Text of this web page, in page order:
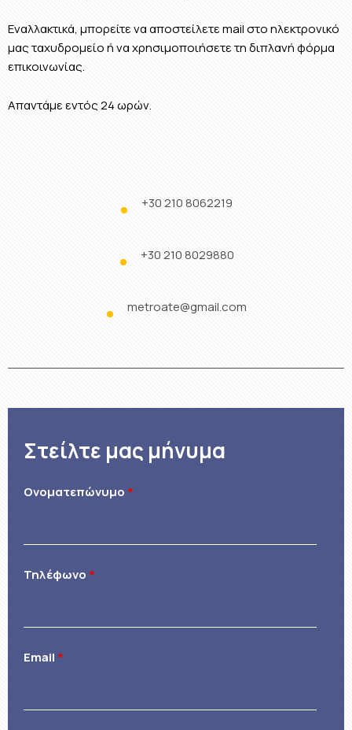
Εναλλακτικά, μπορείτε να αποστείλετε mail στο ηλεκτρονικό
μας ταχυδρομείο ή να χρησιμοποιήσετε τη διπλανή φόρμα
επικοινωνίας.
Απαντάμε εντός 24 ωρών.
+30 210 8062219
+30 210 8029880
metroate@gmail.com
Στείλτε μας μήνυμα
Ονοματεπώνυμο *
Τηλέφωνo *
Email *